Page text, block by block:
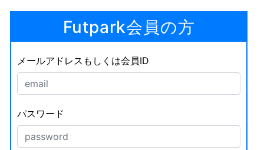
Futpark会員の方
メールアドレスもしくは会員ID
パスワード